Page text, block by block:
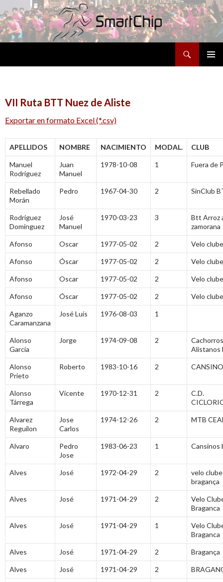
VII Ruta BTT Nuez de Aliste
Exportar en formato Excel (*.csv)
APELLIDOS NOMBRE NACIMIENTO MODAL. CLUB
Manuel
Rodriguez
Juan
Manuel
1978-10-08 1 Fuera de
Rebellado
Morán
Pedro 1967-04-30 2 SinClub
Rodríguez
Domínguez
José
Manuel
1970-03-23 3
Btt Arroz
zamorana
Afonso Oscar 1977-05-02 2 Velo clube
Afonso Óscar 1977-05-02 2 Velo clube
Afonso Oscar 1977-05-02 2 Velo clube
Afonso Óscar 1977-05-02 2 Velo clube
Aganzo
Caramanzana
José Luís 1976-08-03 1
Alonso
García
Jorge 1974-09-08 2
Cachorros
Alistanos
Alonso
Prieto
Roberto 1983-10-16 2
Alonso
Tárrega
Vicente 1970-12-31 2
C.D.
Alvarez
Reguilon
Jose
Carlos
1974-12-26 2 MTB
Alvaro
Pedro
Jose
1983-06-23 1 Cansinos
Alves José 1972-04-29 2
velo
bragança
Alves José 1971-04-29 2
Velo
Braganca
Alves José 1971-04-29 1
Velo
Braganca
Alves José 1971-04-29 2 Bragança
Alves José 1971-04-29 2